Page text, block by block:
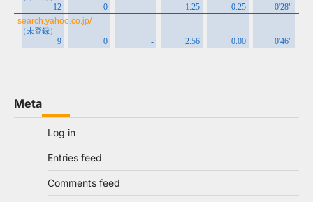
Meta
Log in
Entries feed
Comments feed